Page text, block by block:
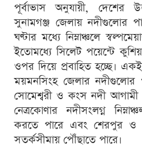
পূর্বাভাস অনুযায়ী, দেশের
সুনামগঞ্জ জেলায় নদীগুলোর
ঘণ্টার মধ্যে নিম্নাঞ্চলে
ইতোমধ্যে সিলেট পয়েন্টে
ওপর দিয়ে প্রবাহিত হচ্ছে।
ময়মনসিংহ জেলার নদীগুলোর
সোমেশ্বরী ও কংস নদী
নেত্রকোণার নদীসংলগ্ন
করতে পারে এবং শেরপুর ও
সতর্কসীমায় পৌঁছাতে পারে।